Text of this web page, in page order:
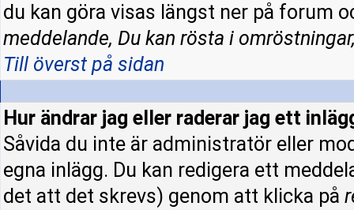
du kan göra visas längst ner på forum
meddelande, Du kan rösta i
Till överst på sidan
Hur ändrar jag eller raderar jag ett
Såvida du inte är administratör eller
egna inlägg. Du kan redigera ett
det att det skrevs) genom att klicka på